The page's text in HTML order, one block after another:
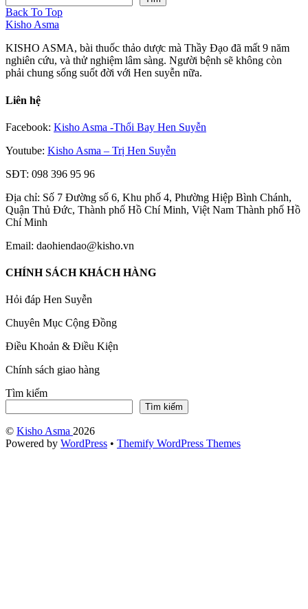
Back To Top
Kisho Asma
KISHO ASMA, bài thuốc thảo dược mà Thầy Đạo đã mất 9 năm
nghiên cứu, và thử nghiệm lâm sàng. Người bệnh sẽ không còn
phải chung sống suốt đời với Hen suyễn nữa.
Liên hệ
Facebook: Kisho Asma -Thổi Bay Hen Suyễn
Youtube: Kisho Asma – Trị Hen Suyễn
SĐT: 098 396 95 96
Địa chỉ: Số 7 Đường số 6, Khu phố 4, Phường Hiệp Bình Chánh,
Quận Thủ Đức, Thành phố Hồ Chí Minh, Việt Nam Thành phố Hồ
Chí Minh
Email: daohiendao@kisho.vn
CHÍNH SÁCH KHÁCH HÀNG
Hỏi đáp Hen Suyễn
Chuyên Mục Cộng Đồng
Điều Khoản & Điều Kiện
Chính sách giao hàng
Tìm kiếm
Tìm kiếm
© Kisho Asma 2026
Powered by WordPress • Themify WordPress Themes